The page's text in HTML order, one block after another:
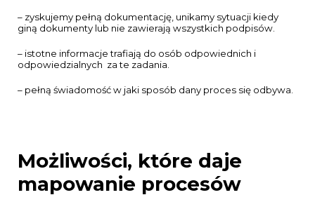
– zyskujemy pełną dokumentację, unikamy sytuacji kiedy
giną dokumenty lub nie zawierają wszystkich podpisów.
– istotne informacje trafiają do osób odpowiednich i
odpowiedzialnych za te zadania.
– pełną świadomość w jaki sposób dany proces się odbywa.
Możliwości, które daje
mapowanie procesów